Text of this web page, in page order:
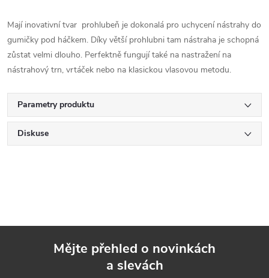
Mají inovativní tvar prohlubeň je dokonalá pro uchycení nástrahy do
gumičky pod háčkem. Díky větší prohlubni tam nástraha je schopná
zůstat velmi dlouho. Perfektně fungují také na nastražení na
nástrahový trn, vrtáček nebo na klasickou vlasovou metodu.
Parametry produktu
Diskuse
Mějte přehled o novinkách
a slevách